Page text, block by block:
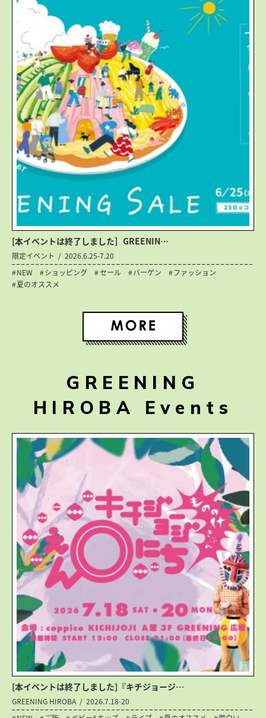
[本イベントは終了しました］GREENIN…
限定イベント
2026.6.25-7.20
NEW
ショッピング セール バーゲン
ファッション
夏のオススメ
GREENING
HIROBA Events
[本イベントは終了しました]『キチジョージ…
GREENING HIROBA
2026.7.18-20